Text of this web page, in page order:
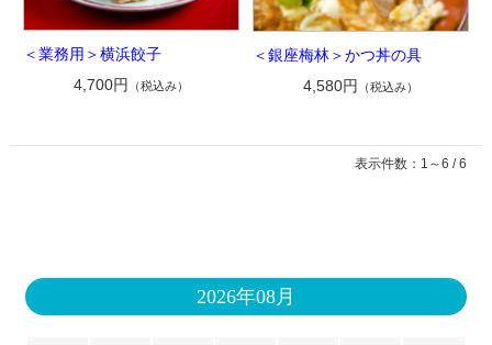
＜業務用＞横浜餃子
4,700円
（税込み）
＜銀座梅林＞かつ丼の具
4,580円
（税込み）
表示件数：1～6 / 6
2026年08月